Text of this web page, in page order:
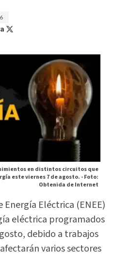
en distintos circuitos que
este viernes 7 de agosto. -Foto:
Obtenida de Internet
Energía Eléctrica (ENEE)
eléctrica programados
debido a trabajos
varios sectores